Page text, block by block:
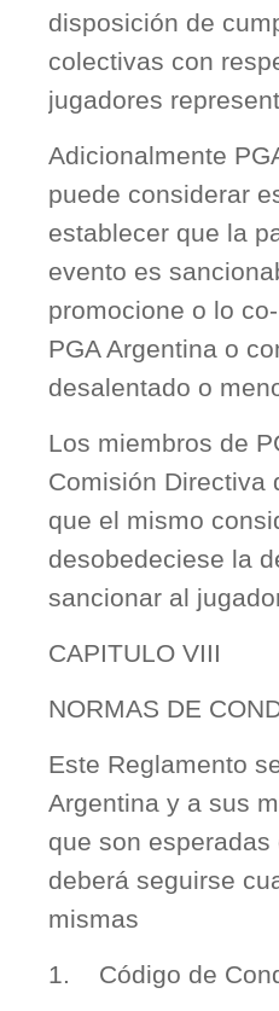
disposición de
colectivas con
jugadores
Adicionalmente
puede considerar
establecer que la
evento es
promocione o lo
PGA Argentina o
desalentado o
Los miembros de
Comisión Directiva
que el mismo
desobedeciese la
sancionar al
CAPITULO VIII
NORMAS DE
Este Reglamento
Argentina y a sus
que son
deberá seguirse
mismas
1. Código de